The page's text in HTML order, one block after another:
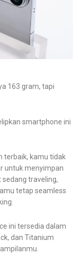
163 gram, tapi
smartphone ini
terbaik, kamu tidak
untuk menyimpan
traveling,
tetap seamless
ini tersedia dalam
dan Titanium